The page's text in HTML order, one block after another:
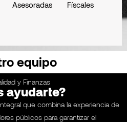
Asesoradas Físcales
equipo
y Finanzas
ayudarte?
que combina la experiencia de
públicos para garantizar el